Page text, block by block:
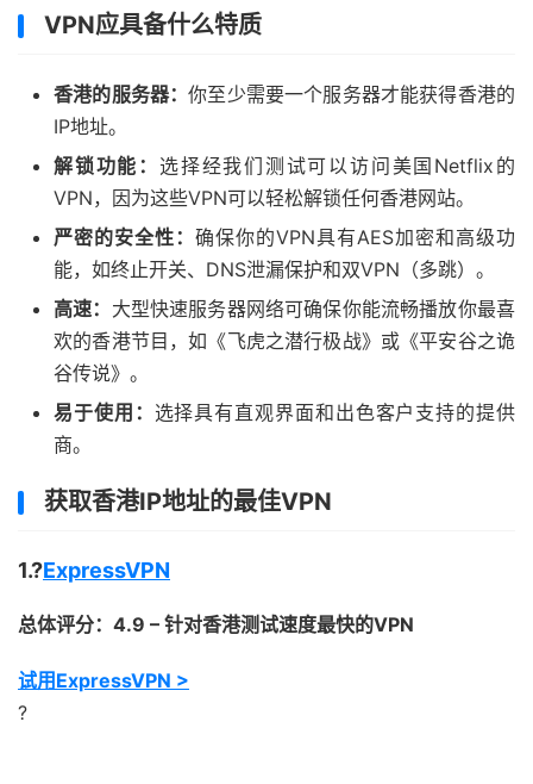
VPN应具备什么特质
香港的服务器：你至少需要一个服务器才能获得香港的
IP地址。
解锁功能： 选择经我们测试可以访问美国Netflix的
VPN，因为这些VPN可以轻松解锁任何香港网站。
严密的安全性： 确保你的VPN具有AES加密和高级功
能，如终止开关、DNS泄漏保护和双VPN（多跳）。
高速： 大型快速服务器网络可确保你能流畅播放你最喜
欢的香港节目，如《飞虎之潜行极战》或《平安谷之诡
谷传说》。
易于使用： 选择具有直观界面和出色客户支持的提供
商。
获取香港IP地址的最佳VPN
1.?ExpressVPN
总体评分：4.9 – 针对香港测试速度最快的VPN
试用ExpressVPN >
?